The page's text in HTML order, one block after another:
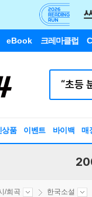
eBook 크레마클럽
상품 이벤트 바이백 매
/희곡 한국소설